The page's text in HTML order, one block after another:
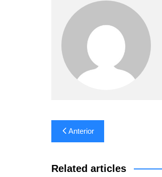
Navegación
de
entradas
Anterior
Related articles